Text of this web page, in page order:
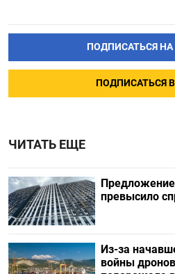
ПОДПИСАТЬСЯ НА
ПОДПИСАТЬСЯ В
ЧИТАТЬ ЕЩЕ
превысило
Из-за
войны